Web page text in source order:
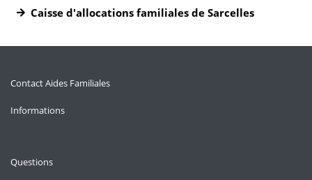
Caisse d'allocations familiales de Sarcelles
Contact Aides Familiales
Informations
Questions